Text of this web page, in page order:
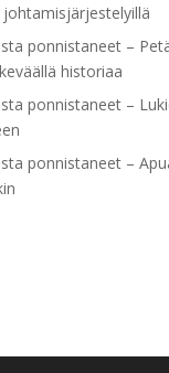
ponnistaneet –
historiaa
ponnistaneet –
ponnistaneet –